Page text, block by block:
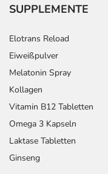
SUPPLEMENTE
Elotrans Reload
Eiweißpulver
Melatonin Spray
Kollagen
Vitamin B12 Tabletten
Omega 3 Kapseln
Laktase Tabletten
Ginseng